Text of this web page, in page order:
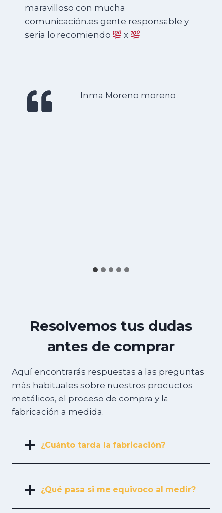
maravilloso con mucha
comunicación.es gente responsable y
seria lo recomiendo
x
Inma Moreno moreno
Resolvemos tus dudas
antes de comprar
Aquí encontrarás respuestas a las preguntas
más habituales sobre nuestros productos
metálicos, el proceso de compra y la
fabricación a medida.
¿Cuánto tarda la fabricación?
¿Qué pasa si me equivoco al medir?